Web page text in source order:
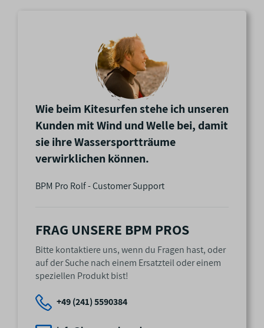
Wie beim Kitesurfen stehe ich unseren
Kunden mit Wind und Welle bei, damit
sie ihre Wassersportträume
verwirklichen können.
BPM Pro Rolf - Customer Support
FRAG UNSERE BPM PROS
Bitte kontaktiere uns, wenn du Fragen hast, oder
auf der Suche nach einem Ersatzteil oder einem
speziellen Produkt bist!
+49 (241) 5590384